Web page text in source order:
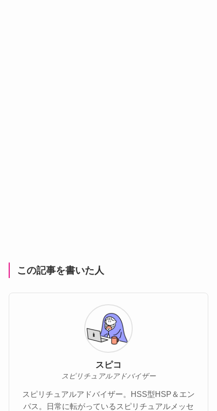
この記事を書いた人
スピコ
スピリチュアルアドバイザー
スピリチュアルアドバイザー。HSS型HSP＆エン
パス。日常に転がっているスピリチュアルメッセ